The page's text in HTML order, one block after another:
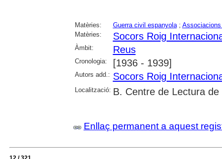
Matèries: Guerra civil espanyola;
Matèries:
Socors Roig
Àmbit: Reus
Cronologia: [1936 - 1939]
Autors add.: Socors Roig
Localització: B. Centre de Lectura de
Enllaç permanent a aquest